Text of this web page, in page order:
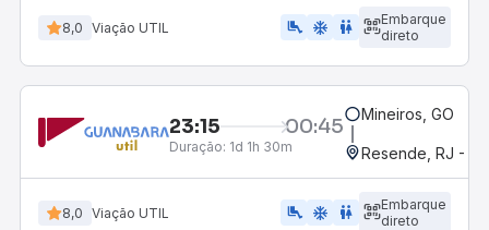
8,0 Viação UTIL airline_seat_legroom_extra ac_unit WC
Embarque
direto
23:15 00:45
Duração: 1d 1h 30m
Mineiros, GO
Resende, RJ -
8,0 Viação UTIL airline_seat_legroom_extra ac_unit wc
Embarque
direto